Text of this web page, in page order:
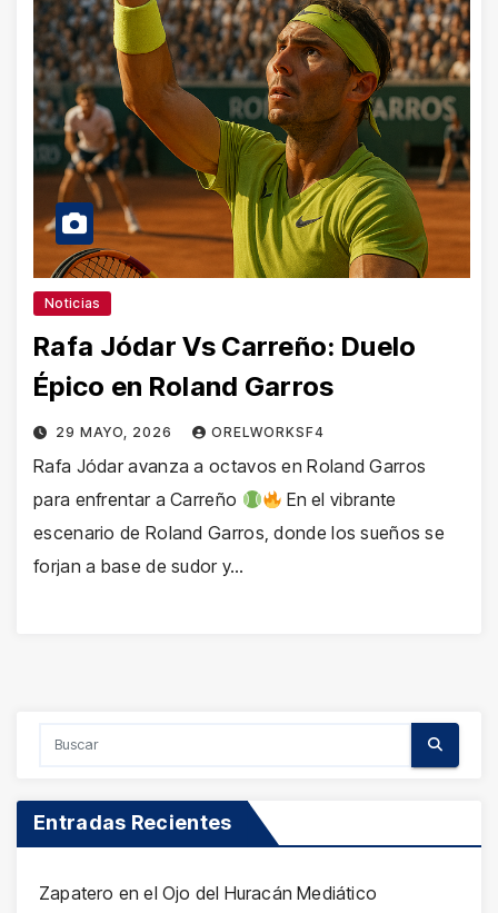
Noticias
Rafa Jódar Vs Carreño: Duelo
Épico en Roland Garros
29 MAYO, 2026 ORELWORKSF4
Rafa Jódar avanza a octavos en Roland Garros
para enfrentar a Carreño
En el vibrante
escenario de Roland Garros, donde los sueños se
forjan a base de sudor y…
Entradas Recientes
Zapatero en el Ojo del Huracán Mediático